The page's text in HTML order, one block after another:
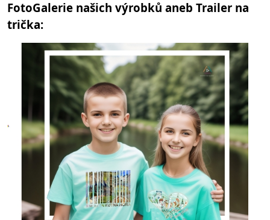
FotoGalerie našich výrobků aneb Trailer na
trička: